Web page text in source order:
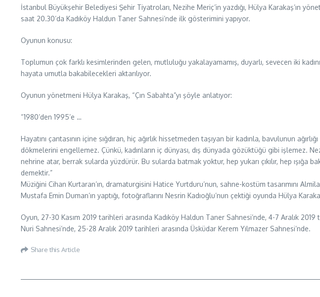
İstanbul Büyükşehir Belediyesi Şehir Tiyatroları, Nezihe Meriç’in yazdığı, Hülya Karakaş’ın
saat 20.30’da Kadıköy Haldun Taner Sahnesi’nde ilk gösterimini yapıyor.
Oyunun konusu:
Toplumun çok farklı kesimlerinden gelen, mutluluğu yakalayamamış, duyarlı, sevecen iki
hayata umutla bakabilecekleri aktarılıyor.
Oyunun yönetmeni Hülya Karakaş, “Çın Sabahta”yı şöyle anlatıyor:
“1980’den 1995’e …
Hayatını çantasının içine sığdıran, hiç ağırlık hissetmeden taşıyan bir kadınla, bavulunun
dökmelerini engellemez. Çünkü, kadınların iç dünyası, dış dünyada gözüktüğü gibi işlemez.
nehrine atar, berrak sularda yüzdürür. Bu sularda batmak yoktur, hep yukarı çıkılır, hep ışığa
demektir.”
Müziğini Cihan Kurtaran’ın, dramaturgisini Hatice Yurtduru’nun, sahne-kostüm tasarımını Almila
Mustafa Emin Duman’ın yaptığı, fotoğraflarını Nesrin Kadıoğlu’nun çektiği oyunda Hülya
Oyun, 27-30 Kasım 2019 tarihleri arasında Kadıköy Haldun Taner Sahnesi’nde, 4-7 Aralık
Nuri Sahnesi’nde, 25-28 Aralık 2019 tarihleri arasında Üsküdar Kerem Yılmazer Sahnesi’nde.
Share this Article